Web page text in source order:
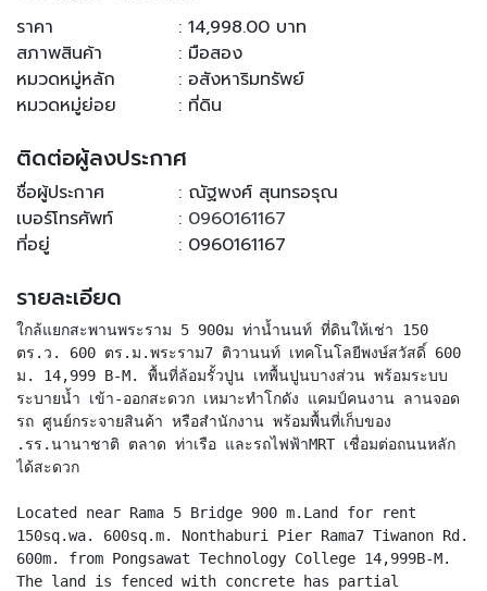
ราคา
: 14,998.00 บาท
สภาพสินค้า
: มือสอง
หมวดหมู่หลัก
: อสังหาริมทรัพย์
หมวดหมู่ย่อย
: ที่ดิน
ติดต่อผู้ลงประกาศ
ชื่อผู้ประกาศ
: ณัฐพงศ์ สุนทรอรุณ
เบอร์โทรศัพท์
: 0960161167
ที่อยู่
: 0960161167
รายละเอียด
ใกล้แยกสะพานพระราม 5 900ม ท่าน้ำนนท์ ที่ดินให้เช่า 150
ตร.ว. 600 ตร.ม.พระราม7 ติวานนท์ เทคโนโลยีพงษ์สวัสดิ์ 600
ม. 14,999 B-M. พื้นที่ล้อมรั้วปูน เทพื้นปูนบางส่วน พร้อมระบบ
ระบายน้ำ เข้า-ออกสะดวก เหมาะทำโกดัง แคมป์คนงาน ลานจอด
รถ ศูนย์กระจายสินค้า หรือสำนักงาน พร้อมพื้นที่เก็บของ
.รร.นานาชาติ ตลาด ท่าเรือ และรถไฟฟ้าMRT เชื่อมต่อถนนหลัก
ได้สะดวก
Located near Rama 5 Bridge 900 m.Land for rent
150sq.wa. 600sq.m. Nonthaburi Pier Rama7 Tiwanon Rd.
600m. from Pongsawat Technology College 14,999B-M.
The land is fenced with concrete has partial